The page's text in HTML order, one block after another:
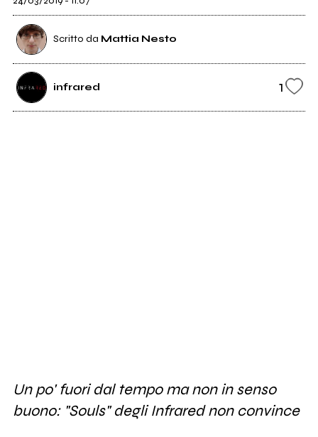
Scritto da Mattia Nesto
infrared 1
Un po' fuori dal tempo ma non in senso
buono: "Souls" degli Infrared non convince